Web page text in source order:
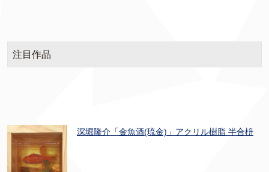
注目作品
深堀隆介「金魚酒(琉金)」アクリル樹脂 半合枡